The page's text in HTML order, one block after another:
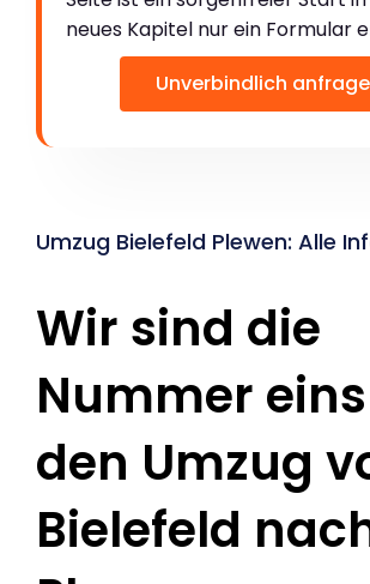
neues Kapitel nur ein Formular
Unverbindlich
Umzug Bielefeld Plewen: Alle
Wir sind die
Nummer
den Umzug
Bielefeld